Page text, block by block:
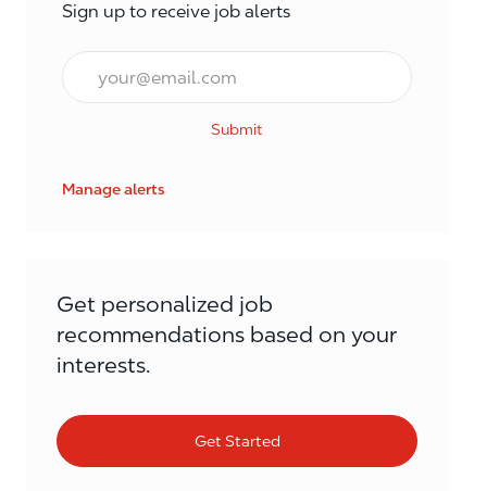
Sign up to receive job alerts
Email*
Submit
Manage alerts
Get personalized job
recommendations based on your
interests.
Get Started